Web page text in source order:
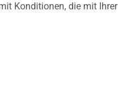
Konditionen, die mit Ihrer